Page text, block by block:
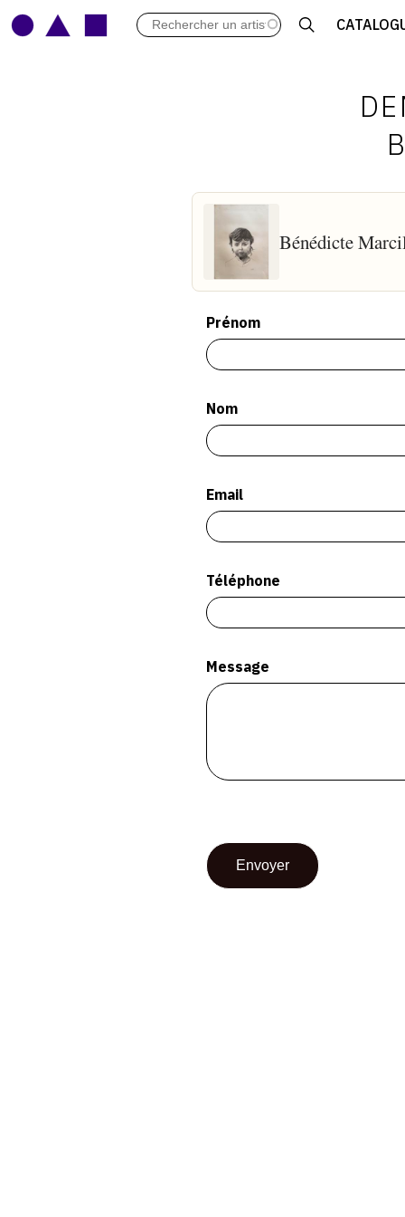
ARCHIVES DES EXPOSITIONS
LIBRAIRIE : LIVRES &
LEXIQUE ARTISTIQUE
Bénédicte
Prénom
Nom
Email
Téléphone
Message